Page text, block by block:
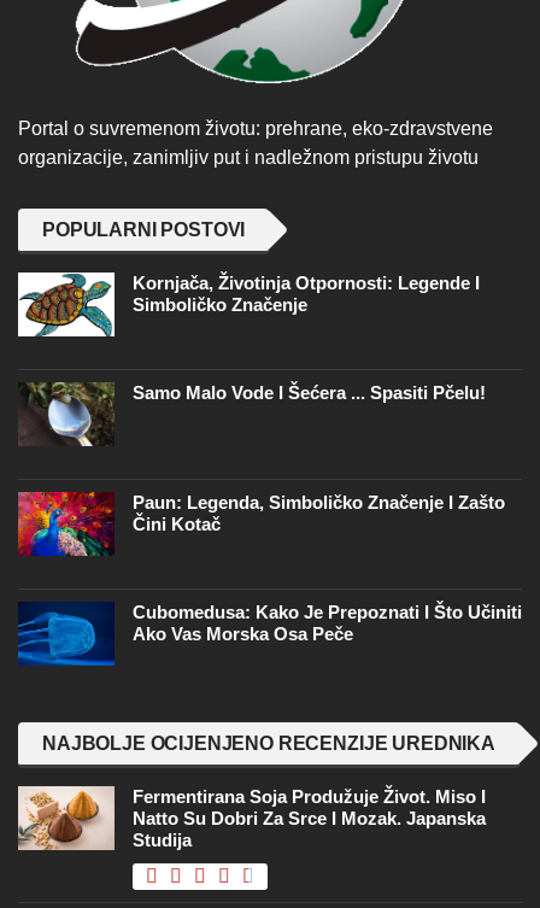
Portal o suvremenom životu: prehrane, eko-zdravstvene
organizacije, zanimljiv put i nadležnom pristupu životu
POPULARNI POSTOVI
Kornjača, Životinja Otpornosti: Legende I
Simboličko Značenje
Samo Malo Vode I Šećera ... Spasiti Pčelu!
Paun: Legenda, Simboličko Značenje I Zašto
Čini Kotač
Cubomedusa: Kako Je Prepoznati I Što Učiniti
Ako Vas Morska Osa Peče
NAJBOLJE OCIJENJENO RECENZIJE UREDNIKA
Fermentirana Soja Produžuje Život. Miso I
Natto Su Dobri Za Srce I Mozak. Japanska
Studija